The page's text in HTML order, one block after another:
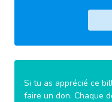
Si tu as apprécié ce
faire un don. Chaque